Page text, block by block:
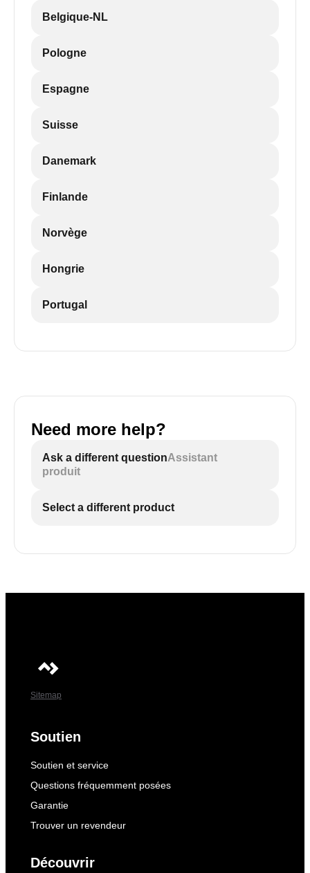
Belgique-NL
Pologne
Espagne
Suisse
Danemark
Finlande
Norvège
Hongrie
Portugal
Need more help?
Ask a different questionAssistant
produit
Select a different product
Sitemap
Soutien
Soutien et service
Questions fréquemment posées
Garantie
Trouver un revendeur
Découvrir